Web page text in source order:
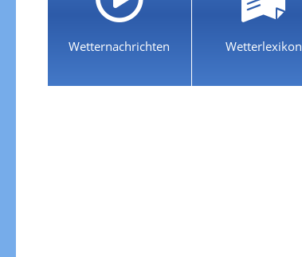
Wetternachrichten Wetterlexikon